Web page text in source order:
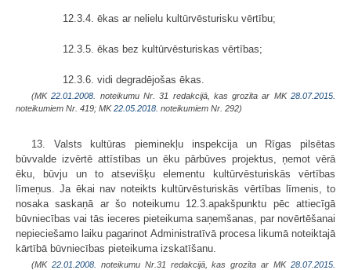
12.3.4. ēkas ar nelielu kultūrvēsturisku vērtību;
12.3.5. ēkas bez kultūrvēsturiskas vērtības;
12.3.6. vidi degradējošas ēkas.
(MK22.01.2008. noteikumu Nr. 31 redakcijā, kas grozīta ar MK28.07.2015.
noteikumiem Nr. 419; MK22.05.2018. noteikumiem Nr. 292)
13. Valsts kultūras pieminekļu inspekcija un Rīgas pilsētas
būvvalde izvērtē attīstības un ēku pārbūves projektus, ņemot vērā
ēku, būvju un to atsevišķu elementu kultūrvēsturiskās vērtības
līmeņus. Ja ēkai nav noteikts kultūrvēsturiskās vērtības līmenis, to
nosaka saskaņā ar šo noteikumu 12.3.apakšpunktu pēc attiecīgā
būvniecības vai tās ieceres pieteikuma saņemšanas, par novērtēšanai
nepieciešamo laiku pagarinot Administratīvā procesa likumā noteiktajā
kārtībā būvniecības pieteikuma izskatīšanu.
(MK 22.01.2008. noteikumu Nr.31 redakcijā, kas grozīta ar MK28.07.2015.